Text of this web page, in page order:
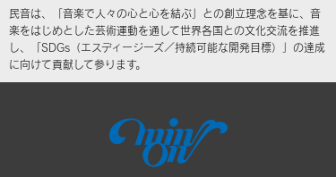
民音は、「音楽で人々の心と心を結ぶ」との創立理念を基に、音
楽をはじめとした芸術運動を通して世界各国との文化交流を推進
し、「SDGs（エスディージーズ／持続可能な開発目標）」の達成
に向けて貢献して参ります。